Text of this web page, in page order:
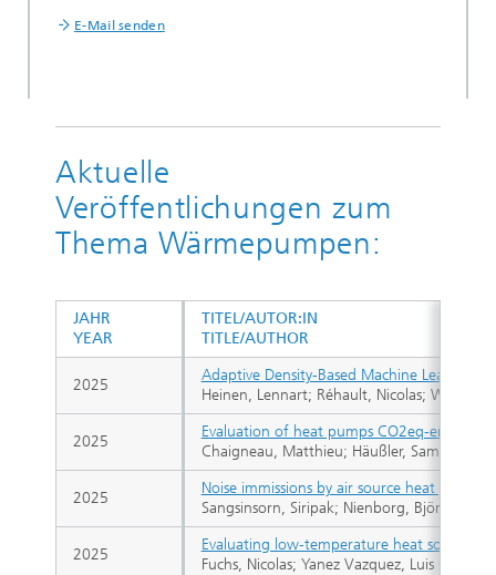
E-Mail senden
Aktuelle
Veröffentlichungen zum
Thema Wärmepumpen:
TITEL/AUTOR:IN
TITLE/AUTHOR
Adaptive Density-Based Machine Learning
Heinen, Lennart; Réhault, Nicolas; Wittwer,
Evaluation of heat pumps CO2eq-
Chaigneau, Matthieu; Häußler, Samuel;
Noise immissions by air source heat
Sangsinsorn, Siripak; Nienborg, Björn
Evaluating low-temperature heat sources
Fuchs, Nicolas; Yanez Vazquez, Luis
JAHR
YEAR
2025
2025
2025
2025